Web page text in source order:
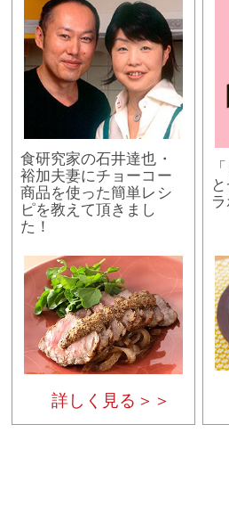
食研究家の石井達也・
裕加夫妻にチョーコー
商品を使った簡単レシ
ピを教えて頂きまし
た！
詳しく見る＞＞